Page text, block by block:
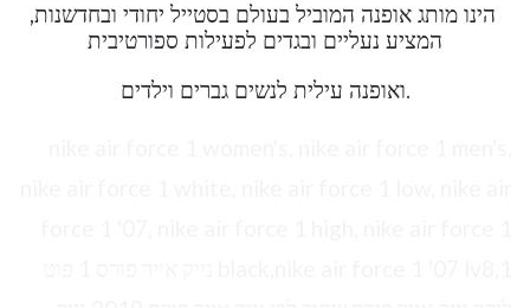
הינו מותג אופנה המוביל בעולם בסטייל יחודי ובחדשנות,
המציע נעליים ובגדים לפעילות ספורטיבית
.ואופנה עילית לנשים גברים וילדים